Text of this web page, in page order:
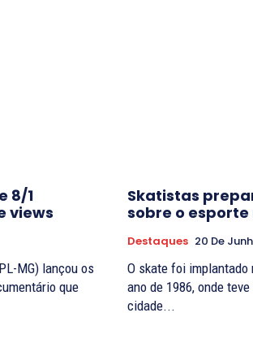
8/1
views
MG) lançou os
que
Skatistas
sobre o esporte
Destaques 20 De
O skate foi implantado
ano de 1986, onde
cidade...